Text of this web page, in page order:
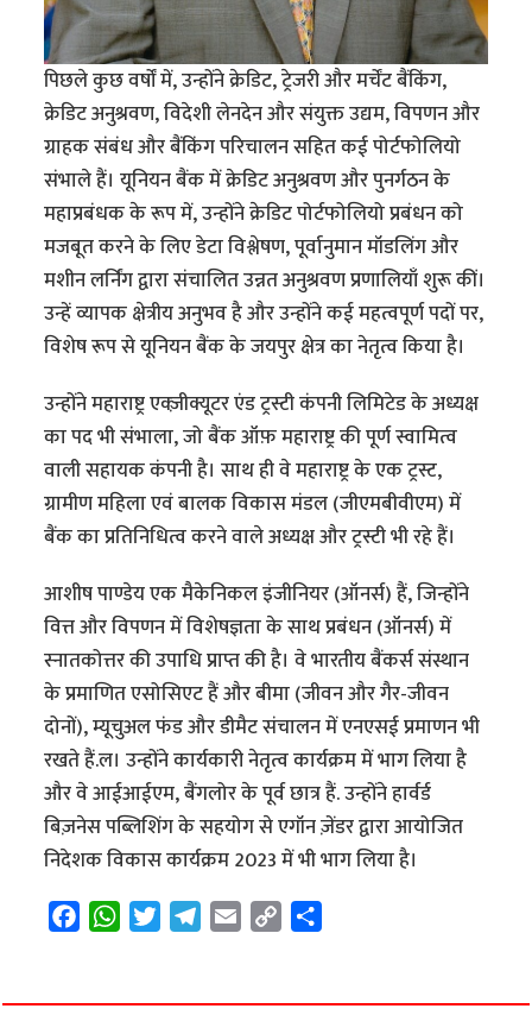
पिछले कुछ वर्षों में, उन्होंने क्रेडिट, ट्रेजरी और मर्चेंट बैंकिंग,
क्रेडिट अनुश्रवण, विदेशी लेनदेन और संयुक्त उद्यम, विपणन और
ग्राहक संबंध और बैंकिंग परिचालन सहित कई पोर्टफोलियो
संभाले हैं। यूनियन बैंक में क्रेडिट अनुश्रवण और पुनर्गठन के
महाप्रबंधक के रूप में, उन्होंने क्रेडिट पोर्टफोलियो प्रबंधन को
मजबूत करने के लिए डेटा विश्लेषण, पूर्वानुमान मॉडलिंग और
मशीन लर्निंग द्वारा संचालित उन्नत अनुश्रवण प्रणालियाँ शुरू कीं।
उन्हें व्यापक क्षेत्रीय अनुभव है और उन्होंने कई महत्वपूर्ण पदों पर,
विशेष रूप से यूनियन बैंक के जयपुर क्षेत्र का नेतृत्व किया है।
उन्होंने महाराष्ट्र एक्ज़ीक्यूटर एंड ट्रस्टी कंपनी लिमिटेड के अध्यक्ष
का पद भी संभाला, जो बैंक ऑफ़ महाराष्ट्र की पूर्ण स्वामित्व
वाली सहायक कंपनी है। साथ ही वे महाराष्ट्र के एक ट्रस्ट,
ग्रामीण महिला एवं बालक विकास मंडल (जीएमबीवीएम) में
बैंक का प्रतिनिधित्व करने वाले अध्यक्ष और ट्रस्टी भी रहे हैं।
आशीष पाण्डेय एक मैकेनिकल इंजीनियर (ऑनर्स) हैं, जिन्होंने
वित्त और विपणन में विशेषज्ञता के साथ प्रबंधन (ऑनर्स) में
स्नातकोत्तर की उपाधि प्राप्त की है। वे भारतीय बैंकर्स संस्थान
के प्रमाणित एसोसिएट हैं और बीमा (जीवन और गैर-जीवन
दोनों), म्यूचुअल फंड और डीमैट संचालन में एनएसई प्रमाणन भी
रखते हैं.ल। उन्होंने कार्यकारी नेतृत्व कार्यक्रम में भाग लिया है
और वे आईआईएम, बैंगलोर के पूर्व छात्र हैं. उन्होंने हार्वर्ड
बिज़नेस पब्लिशिंग के सहयोग से एगॉन ज़ेंडर द्वारा आयोजित
निदेशक विकास कार्यक्रम 2023 में भी भाग लिया है।
F
e
W
t
T
t
T
e
E
i
C
y
r